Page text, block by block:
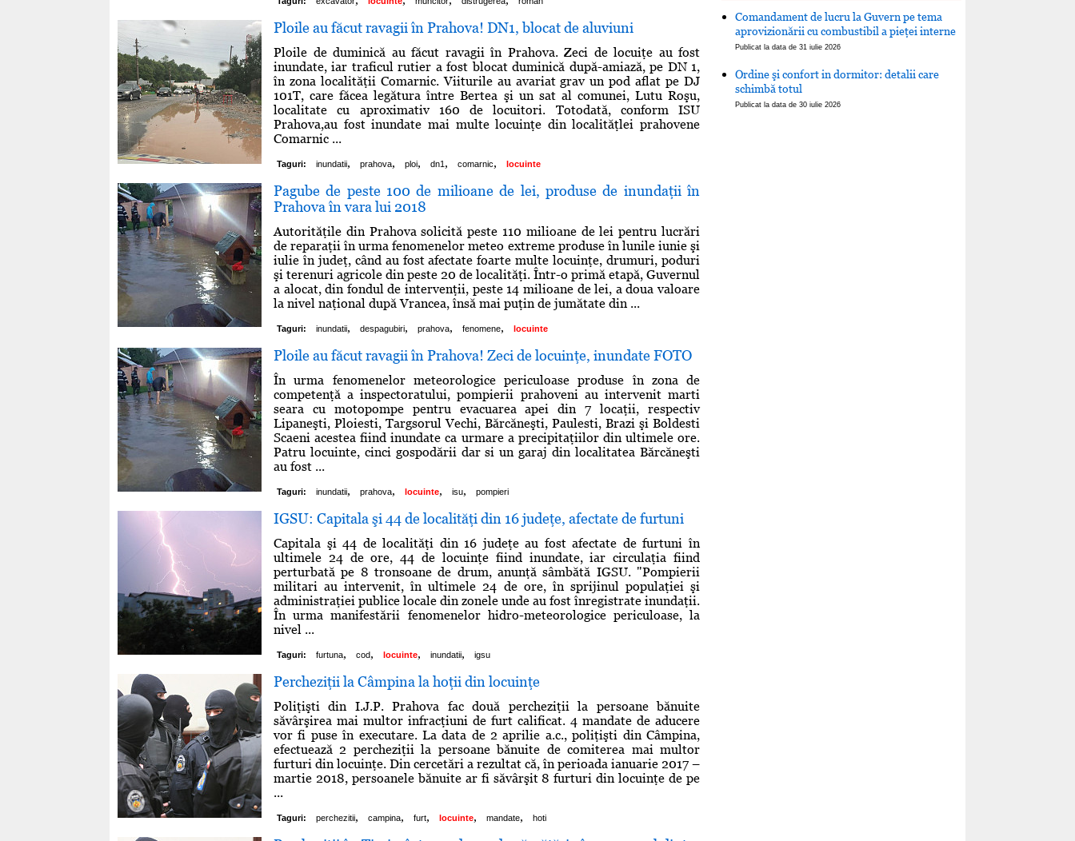
Ploile au făcut ravagii în Prahova! DN1, blocat de aluviuni
Ploile de duminică au făcut ravagii în Prahova. Zeci de locuiţe au fost
inundate, iar traficul rutier a fost blocat duminică după-amiază, pe DN 1,
în zona localităţii Comarnic. Viiturile au avariat grav un pod aflat pe DJ
101T, care făcea legătura între Bertea şi un sat al comunei, Lutu Roşu,
localitate cu aproximativ 160 de locuitori. Totodată, conform ISU
Prahova,au fost inundate mai multe locuinţe din localităţlei prahovene
Comarnic ...
Taguri: inundatii, prahova, ploi, dn1 , comarnic, locuinte
Pagube de peste 100 de milioane de lei, produse de inundaţii în
Prahova în vara lui 2018
Autorităţile din Prahova solicită peste 110 milioane de lei pentru lucrări
de reparaţii în urma fenomenelor meteo extreme produse în lunile iunie şi
iulie în judeţ, când au fost afectate foarte multe locuinţe, drumuri, poduri
şi terenuri agricole din peste 20 de localităţi. Într-o primă etapă, Guvernul
a alocat, din fondul de intervenţii, peste 14 milioane de lei, a doua valoare
la nivel naţional după Vrancea, însă mai puţin de jumătate din ...
Taguri: inundatii, despagubiri, prahova, fenomene, locuinte
Ploile au făcut ravagii în Prahova! Zeci de locuinţe, inundate FOTO
În urma fenomenelor meteorologice periculoase produse în zona de
competenţă a inspectoratului, pompierii prahoveni au intervenit marti
seara cu motopompe pentru evacuarea apei din 7 locaţii, respectiv
Lipaneşti, Ploiesti, Targsorul Vechi, Bărcăneşti, Paulesti, Brazi şi Boldesti
Scaeni acestea fiind inundate ca urmare a precipitaţiilor din ultimele ore.
Patru locuinte, cinci gospodării dar si un garaj din localitatea Bărcăneşti
au fost ...
Taguri: inundatii, prahova, locuinte, isu, pompieri
IGSU: Capitala şi 44 de localităţi din 16 judeţe, afectate de furtuni
Capitala şi 44 de localităţi din 16 judeţe au fost afectate de furtuni în
ultimele 24 de ore, 44 de locuinţe fiind inundate, iar circulaţia fiind
perturbată pe 8 tronsoane de drum, anunţă sâmbătă IGSU. "Pompierii
militari au intervenit, în ultimele 24 de ore, în sprijinul populaţiei şi
administraţiei publice locale din zonele unde au fost înregistrate inundaţii.
În urma manifestării fenomenelor hidro-meteorologice periculoase, la
nivel ...
Taguri: furtuna, cod, locuinte, inundatii, igsu
Percheziţii la Câmpina la hoţii din locuinţe
Poliţişti din I.J.P. Prahova fac două percheziţii la persoane bănuite
săvârşirea mai multor infracţiuni de furt calificat. 4 mandate de aducere
vor fi puse în executare. La data de 2 aprilie a.c., poliţişti din Câmpina,
efectuează 2 percheziţii la persoane bănuite de comiterea mai multor
furturi din locuinţe. Din cercetări a rezultat că, în perioada ianuarie 2017 –
martie 2018, persoanele bănuite ar fi săvârşit 8 furturi din locuinţe de pe
...
Taguri: perchezitii, campina, furt, locuinte, mandate, hoti
Comandament de lucru la Guvern pe tema
aprovizionării cu combustibil a pieţei interne
Publicat la data de 31 iulie 2026
Ordine şi confort in dormitor: detalii care
schimbă totul
Publicat la data de 30 iulie 2026